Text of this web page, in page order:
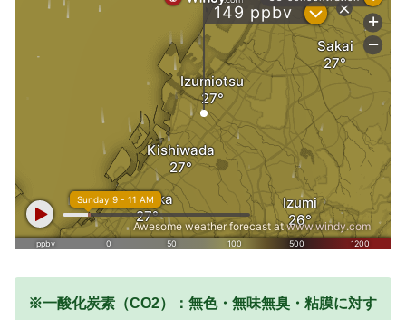
※一酸化炭素（CO2）：無色・無味無臭・粘膜に対す